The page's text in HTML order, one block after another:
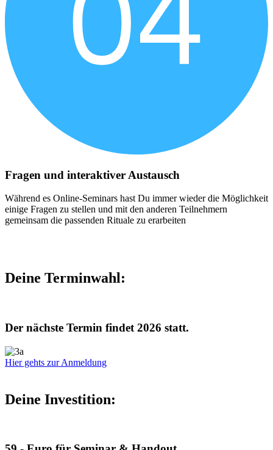
Fragen und interaktiver Austausch
Während es Online-Seminars hast Du immer wieder die Möglichkeit
einige Fragen zu stellen und mit den anderen Teilnehmern
gemeinsam die passenden Rituale zu erarbeiten
Deine Terminwahl:
Der nächste Termin findet 2026 statt.
Hier gehts zur Anmeldung
Deine Investition: